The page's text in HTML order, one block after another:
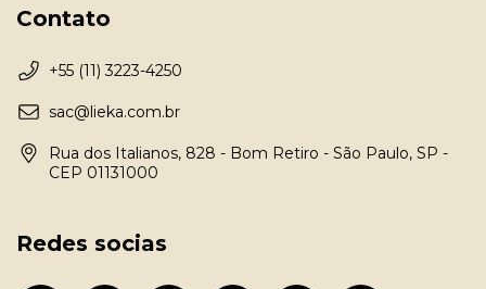
Contato
+55 (11) 3223-4250
sac@lieka.com.br
Rua dos Italianos, 828 - Bom Retiro - São Paulo, SP -
CEP 01131000
Redes socias